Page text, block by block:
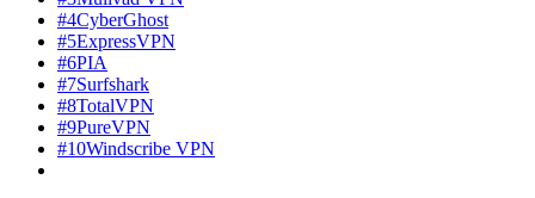
#4CyberGhost
#5ExpressVPN
#6PIA
#7Surfshark
#8TotalVPN
#9PureVPN
#10Windscribe VPN